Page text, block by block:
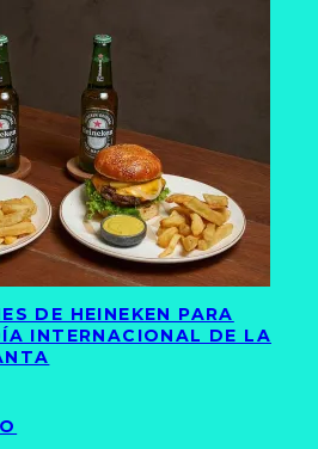
DE HEINEKEN PARA
INTERNACIONAL DE LA